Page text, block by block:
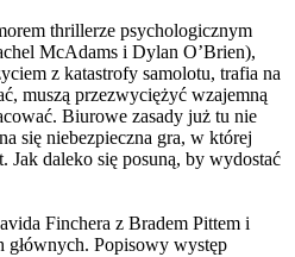
thrillerze psychologicznym
McAdams i Dylan O’Brien),
z katastrofy samolotu, trafia na
muszą przezwyciężyć wzajemną
Biurowe zasady już tu nie
się niebezpieczna gra, w której
Jak daleko się posuną, by wydostać
Finchera z Bradem Pittem i
Popisowy występ